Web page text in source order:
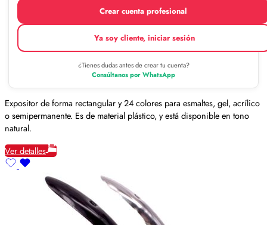
Crear cuenta profesional
Ya soy cliente, iniciar sesión
¿Tienes dudas antes de crear tu cuenta?
Consúltanos por WhatsApp
Expositor de forma rectangular y 24 colores para esmaltes, gel, acrílico
o semipermanente. Es de material plástico, y está disponible en tono
natural.
Ver detalles